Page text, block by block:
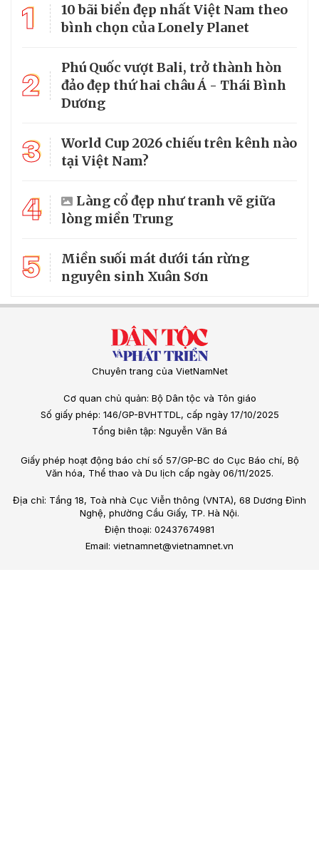
1
10 bãi biển đẹp nhất Việt Nam theo
bình chọn của Lonely Planet
2
Phú Quốc vượt Bali, trở thành hòn
đảo đẹp thứ hai châu Á - Thái Bình
Dương
3
World Cup 2026 chiếu trên kênh nào
tại Việt Nam?
4
Làng cổ đẹp như tranh vẽ giữa
lòng miền Trung
5
Miền suối mát dưới tán rừng
nguyên sinh Xuân Sơn
Chuyên trang của VietNamNet
Cơ quan chủ quản: Bộ Dân tộc và Tôn giáo
Số giấy phép: 146/GP-BVHTTDL, cấp ngày 17/10/2025
Tổng biên tập: Nguyễn Văn Bá
Giấy phép hoạt động báo chí số 57/GP-BC do Cục Báo chí, Bộ
Văn hóa, Thể thao và Du lịch cấp ngày 06/11/2025.
Địa chỉ: Tầng 18, Toà nhà Cục Viễn thông (VNTA), 68 Dương Đình
Nghệ, phường Cầu Giấy, TP. Hà Nội.
Điện thoại: 02437674981
Email: vietnamnet@vietnamnet.vn